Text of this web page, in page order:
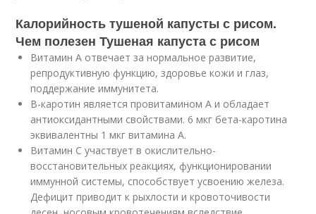
Калорийность тушеной капусты с рисом.
Чем полезен Тушеная капуста с рисом
Витамин А отвечает за нормальное развитие,
репродуктивную функцию, здоровье кожи и глаз,
поддержание иммунитета.
В-каротин является провитамином А и обладает
антиоксидантными свойствами. 6 мкг бета-каротина
эквивалентны 1 мкг витамина А.
Витамин С участвует в окислительно-
восстановительных реакциях, функционировании
иммунной системы, способствует усвоению железа.
Дефицит приводит к рыхлости и кровоточивости